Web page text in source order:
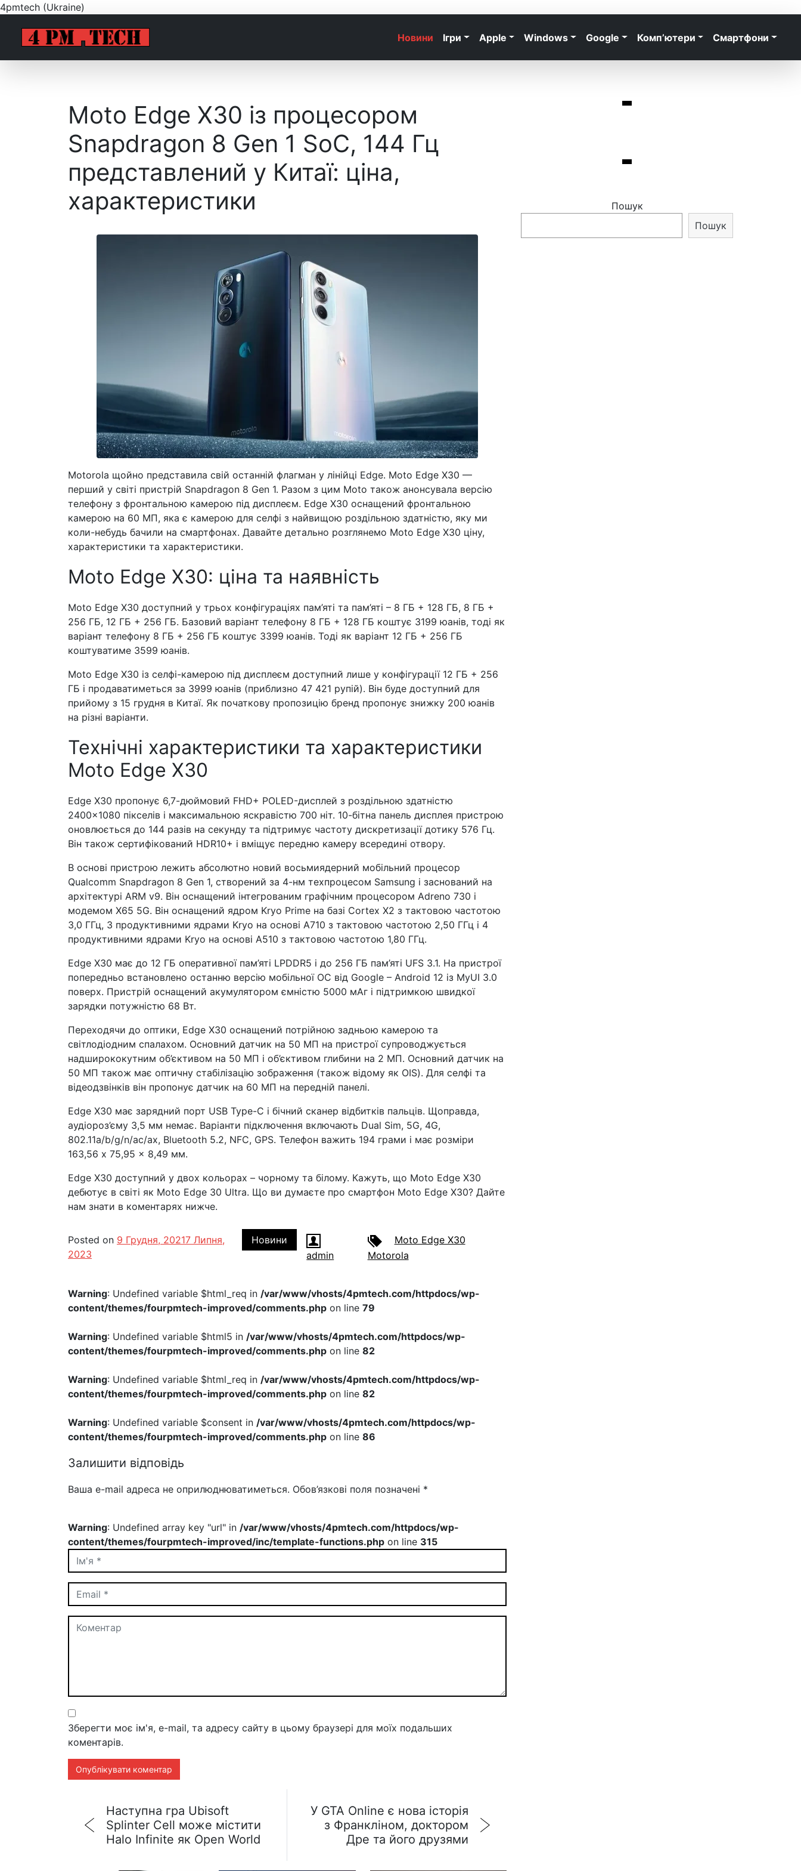
4pmtech (Ukraine)
Новини Ігри Apple Windows Google Комп’ютери Смартфони
Moto Edge X30 із процесором
Snapdragon 8 Gen 1 SoC, 144 Гц
представлений у Китаї: ціна,
характеристики
Motorola щойно представила свій останній флагман у лінійці Edge. Moto Edge X30 —
перший у світі пристрій Snapdragon 8 Gen 1. Разом з цим Moto також анонсувала версію
телефону з фронтальною камерою під дисплеєм. Edge X30 оснащений фронтальною
камерою на 60 МП, яка є камерою для селфі з найвищою роздільною здатністю, яку ми
коли-небудь бачили на смартфонах. Давайте детально розглянемо Moto Edge X30 ціну,
характеристики та характеристики.
Moto Edge X30: ціна та наявність
Moto Edge X30 доступний у трьох конфігураціях пам’яті та пам’яті – 8 ГБ + 128 ГБ, 8 ГБ +
256 ГБ, 12 ГБ + 256 ГБ. Базовий варіант телефону 8 ГБ + 128 ГБ коштує 3199 юанів, тоді як
варіант телефону 8 ГБ + 256 ГБ коштує 3399 юанів. Тоді як варіант 12 ГБ + 256 ГБ
коштуватиме 3599 юанів.
Moto Edge X30 із селфі-камерою під дисплеєм доступний лише у конфігурації 12 ГБ + 256
ГБ і продаватиметься за 3999 юанів (приблизно 47 421 рупій). Він буде доступний для
прийому з 15 грудня в Китаї. Як початкову пропозицію бренд пропонує знижку 200 юанів
на різні варіанти.
Технічні характеристики та характеристики
Moto Edge X30
Edge X30 пропонує 6,7-дюймовий FHD+ POLED-дисплей з роздільною здатністю
2400×1080 пікселів і максимальною яскравістю 700 ніт. 10-бітна панель дисплея пристрою
оновлюється до 144 разів на секунду та підтримує частоту дискретизації дотику 576 Гц.
Він також сертифікований HDR10+ і вміщує передню камеру всередині отвору.
В основі пристрою лежить абсолютно новий восьмиядерний мобільний процесор
Qualcomm Snapdragon 8 Gen 1, створений за 4-нм техпроцесом Samsung і заснований на
архітектурі ARM v9. Він оснащений інтегрованим графічним процесором Adreno 730 і
модемом X65 5G. Він оснащений ядром Kryo Prime на базі Cortex X2 з тактовою частотою
3,0 ГГц, 3 продуктивними ядрами Kryo на основі A710 з тактовою частотою 2,50 ГГц і 4
продуктивними ядрами Kryo на основі A510 з тактовою частотою 1,80 ГГц.
Edge X30 має до 12 ГБ оперативної пам’яті LPDDR5 і до 256 ГБ пам’яті UFS 3.1. На пристрої
попередньо встановлено останню версію мобільної ОС від Google – Android 12 із MyUI 3.0
поверх. Пристрій оснащений акумулятором ємністю 5000 мАг і підтримкою швидкої
зарядки потужністю 68 Вт.
Переходячи до оптики, Edge X30 оснащений потрійною задньою камерою та
світлодіодним спалахом. Основний датчик на 50 МП на пристрої супроводжується
надширококутним об’єктивом на 50 МП і об’єктивом глибини на 2 МП. Основний датчик на
50 МП також має оптичну стабілізацію зображення (також відому як OIS). Для селфі та
відеодзвінків він пропонує датчик на 60 МП на передній панелі.
Edge X30 має зарядний порт USB Type-C і бічний сканер відбитків пальців. Щоправда,
аудіороз’єму 3,5 мм немає. Варіанти підключення включають Dual Sim, 5G, 4G,
802.11a/b/g/n/ac/ax, Bluetooth 5.2, NFC, GPS. Телефон важить 194 грами і має розміри
163,56 x 75,95 x 8,49 мм.
Edge X30 доступний у двох кольорах – чорному та білому. Кажуть, що Moto Edge X30
дебютує в світі як Moto Edge 30 Ultra. Що ви думаєте про смартфон Moto Edge X30? Дайте
нам знати в коментарях нижче.
Posted on 9 Грудня, 20217 Липня,
2023
Новини
admin
Moto Edge X30
Motorola
Warning: Undefined variable $html_req in /var/www/vhosts/4pmtech.com/httpdocs/wp-
content/themes/fourpmtech-improved/comments.php on line 79
Warning: Undefined variable $html5 in /var/www/vhosts/4pmtech.com/httpdocs/wp-
content/themes/fourpmtech-improved/comments.php on line 82
Warning: Undefined variable $html_req in /var/www/vhosts/4pmtech.com/httpdocs/wp-
content/themes/fourpmtech-improved/comments.php on line 82
Warning: Undefined variable $consent in /var/www/vhosts/4pmtech.com/httpdocs/wp-
content/themes/fourpmtech-improved/comments.php on line 86
Залишити відповідь
Ваша e-mail адреса не оприлюднюватиметься. Обов’язкові поля позначені *
Warning: Undefined array key "url" in /var/www/vhosts/4pmtech.com/httpdocs/wp-
content/themes/fourpmtech-improved/inc/template-functions.php on line 315
Зберегти моє ім'я, e-mail, та адресу сайту в цьому браузері для моїх подальших
коментарів.
Наступна гра Ubisoft
Splinter Cell може містити
Halo Infinite як Open World
У GTA Online є нова історія
з Франкліном, доктором
Дре та його друзями
Пошук
Пошук